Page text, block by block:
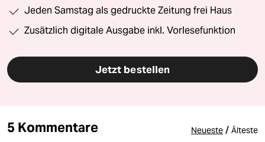
Jeden Samstag als gedruckte Zeitung frei Haus
Zusätzlich digitale Ausgabe inkl. Vorlesefunktion
Jetzt bestellen
5 Kommentare Neueste / Älteste